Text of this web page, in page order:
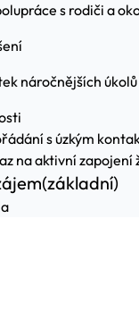
s rodiči a
náročnějších
s úzkým
na aktivní
(základní)